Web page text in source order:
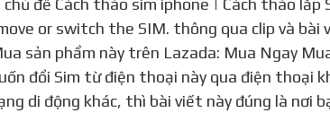
đề Cách tháo sim iphone | Cách tháo lắp
or switch the SIM. thông qua clip và bài
sản phẩm này trên Lazada: Mua Ngay
đổi Sim từ điện thoại này qua điện thoại
di động khác, thì bài viết này đúng là nơi